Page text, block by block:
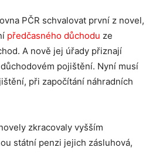
PČR schvalovat první z novel,
předčasného důchodu ze
A nově jej úřady přiznají
pojištění. Nyní musí
při započítání náhradních
zkracovaly vyšším
státní penzi jejich zásluhová,